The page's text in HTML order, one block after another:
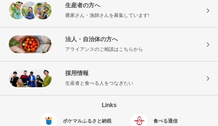
生産者の方へ
農家さん・漁師さんを募集しています!
法人・自治体の方へ
アライアンスのご相談はこちらから
採用情報
生産者と食べる人をつなぎたい
Links
ポケマルふるさと納税 食べる通信